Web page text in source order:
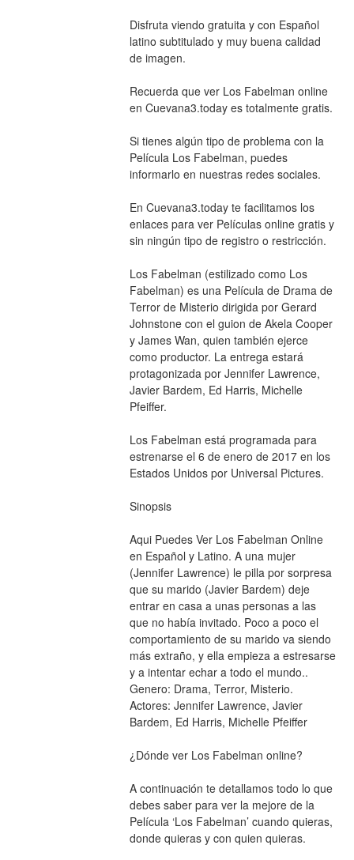
Disfruta viendo gratuita y con Español
latino subtitulado y muy buena calidad
de imagen.
Recuerda que ver Los Fabelman online
en Cuevana3.today es totalmente gratis.
Si tienes algún tipo de problema con la
Película Los Fabelman, puedes
informarlo en nuestras redes sociales.
En Cuevana3.today te facilitamos los
enlaces para ver Películas online gratis y
sin ningún tipo de registro o restricción.
Los Fabelman (estilizado como Los
Fabelman) es una Película de Drama de
Terror de Misterio dirigida por Gerard
Johnstone con el guion de Akela Cooper
y James Wan, quien también ejerce
como productor. La entrega estará
protagonizada por Jennifer Lawrence,
Javier Bardem, Ed Harris, Michelle
Pfeiffer.
Los Fabelman está programada para
estrenarse el 6 de enero de 2017 en los
Estados Unidos por Universal Pictures.
Sinopsis
Aqui Puedes Ver Los Fabelman Online
en Español y Latino. A una mujer
(Jennifer Lawrence) le pilla por sorpresa
que su marido (Javier Bardem) deje
entrar en casa a unas personas a las
que no había invitado. Poco a poco el
comportamiento de su marido va siendo
más extraño, y ella empieza a estresarse
y a intentar echar a todo el mundo..
Genero: Drama, Terror, Misterio.
Actores: Jennifer Lawrence, Javier
Bardem, Ed Harris, Michelle Pfeiffer
¿Dónde ver Los Fabelman online?
A continuación te detallamos todo lo que
debes saber para ver la mejore de la
Película ‘Los Fabelman’ cuando quieras,
donde quieras y con quien quieras.